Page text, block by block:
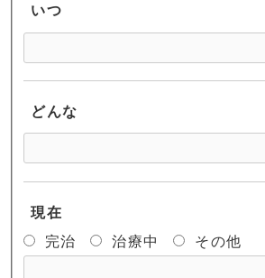
いつ
どんな
現在
完治
治療中 その他